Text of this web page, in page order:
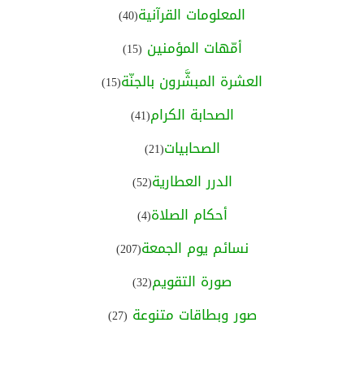
المعلومات القرآنية(40)
أمّهات المؤمنين (15)
العشرة المبشَّرون بالجنّة(15)
الصحابة الكرام(41)
الصحابيات(21)
الدرر العطارية(52)
أحكام الصلاة(4)
نسائم يوم الجمعة(207)
صورة التقويم(32)
صور وبطاقات متنوعة (27)